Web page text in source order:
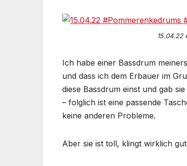
15.04.22
Ich habe einer Bassdrum
und dass ich dem Erbauer im
diese Bassdrum einst und gab
– folglich ist eine passende
keine anderen Probleme.
Aber sie ist toll, klingt wirklich